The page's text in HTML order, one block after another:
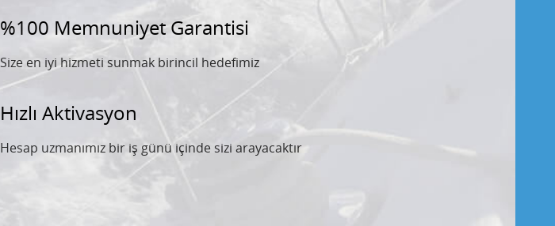
%100 Memnuniyet Garantisi
Size en iyi hizmeti sunmak birincil hedefimiz
Hızlı Aktivasyon
Hesap uzmanımız bir iş günü içinde sizi arayacaktır